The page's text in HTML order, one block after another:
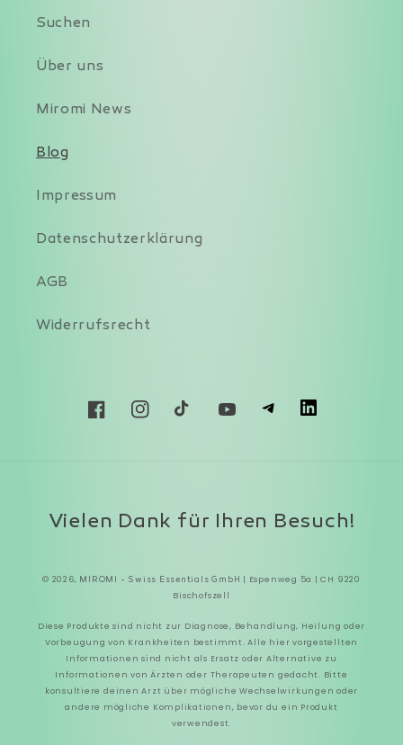
Suchen
Über uns
Miromi News
Blog
Impressum
Datenschutzerklärung
AGB
Widerrufsrecht
FacebookInstagramTikTokYouTube L
Vielen Dank für Ihren Besuch!
© 2026, MIROMI - Swiss Essentials GmbH | Espenweg 5a | CH 9220
Bischofszell
Diese Produkte sind nicht zur Diagnose, Behandlung, Heilung oder
Vorbeugung von Krankheiten bestimmt. Alle hier vorgestellten
Informationen sind nicht als Ersatz oder Alternative zu
Informationen von Ärzten oder Therapeuten gedacht. Bitte
konsultiere deinen Arzt über mögliche Wechselwirkungen oder
andere mögliche Komplikationen, bevor du ein Produkt
verwendest.